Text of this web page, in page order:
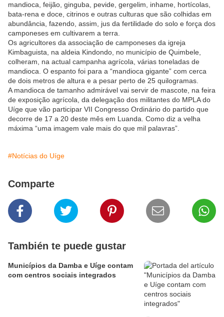
mandioca, feijão, ginguba, pevide, gergelim, inhame, hortícolas,
bata-rena e doce, citrinos e outras culturas que são colhidas em
abundância, fazendo, assim, jus da fertilidade do solo e força dos
camponeses em cultivarem a terra.
Os agricultores da associação de camponeses da igreja
Kimbaguista, na aldeia Kindondo, no município de Quimbele,
colheram, na actual campanha agrícola, várias toneladas de
mandioca. O espanto foi para a “mandioca gigante” com cerca
de dois metros de altura e a pesar perto de 25 quilogramas.
A mandioca de tamanho admirável vai servir de mascote, na feira
de exposição agrícola, da delegação dos militantes do MPLA do
Uíge que vão participar VII Congresso Ordinário do partido que
decorre de 17 a 20 deste mês em Luanda. Como diz a velha
máxima “uma imagem vale mais do que mil palavras”.
#Notícias do Uíge
Comparte
También te puede gustar
Municípios da Damba e Uíge contam
com centros sociais integrados